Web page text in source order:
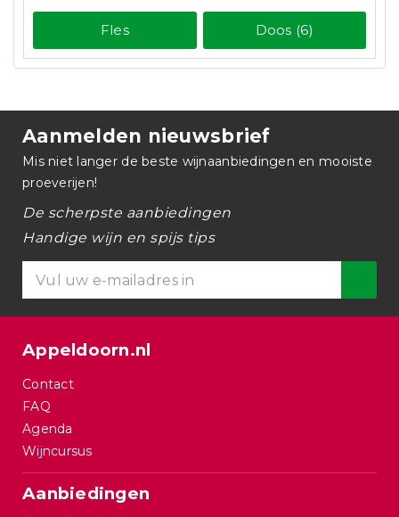
Fles Doos (6)
Aanmelden nieuwsbrief
Mis niet langer de beste wijnaanbiedingen en mooiste
proeverijen!
De scherpste aanbiedingen
Handige wijn en spijs tips
Appeldoorn.nl
Contact
FAQ
Agenda
Wijncursus
Aanbiedingen